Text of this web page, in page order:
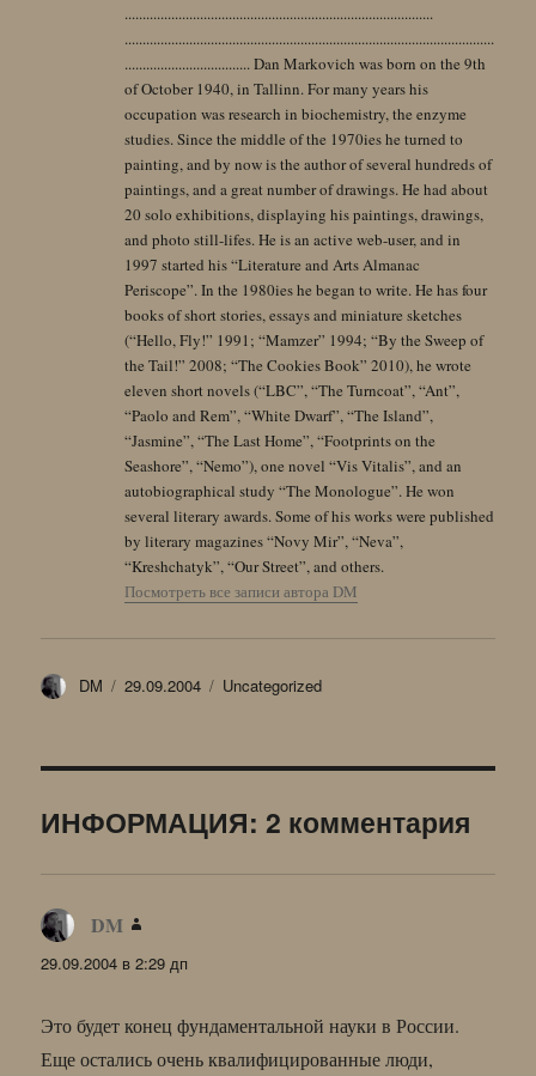
......................................................................................
.......................................................................................................
................................... Dan Markovich was born on the 9th
of October 1940, in Tallinn. For many years his
occupation was research in biochemistry, the enzyme
studies. Since the middle of the 1970ies he turned to
painting, and by now is the author of several hundreds of
paintings, and a great number of drawings. He had about
20 solo exhibitions, displaying his paintings, drawings,
and photo still-lifes. He is an active web-user, and in
1997 started his “Literature and Arts Almanac
Periscope”. In the 1980ies he began to write. He has four
books of short stories, essays and miniature sketches
(“Hello, Fly!” 1991; “Mamzer” 1994; “By the Sweep of
the Tail!” 2008; “The Cookies Book” 2010), he wrote
eleven short novels (“LBC”, “The Turncoat”, “Ant”,
“Paolo and Rem”, “White Dwarf”, “The Island”,
“Jasmine”, “The Last Home”, “Footprints on the
Seashore”, “Nemo”), one novel “Vis Vitalis”, and an
autobiographical study “The Monologue”. He won
several literary awards. Some of his works were published
by literary magazines “Novy Mir”, “Neva”,
“Kreshchatyk”, “Our Street”, and others.
Посмотреть все записи автора DM
Автор
DM Опубликовано
29.09.2004 Рубрики
Uncategorized
ИНФОРМАЦИЯ: 2 комментария
DM
29.09.2004 в 2:29 дп
Это будет конец фундаментальной науки в России.
Еще остались очень квалифицированные люди,